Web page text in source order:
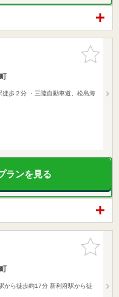
お気に入
りに追加
徒歩２分 ・三陸自動車道、松島海
ランを見る
お気に入
りに追加
から徒歩約17分 新利府駅から徒